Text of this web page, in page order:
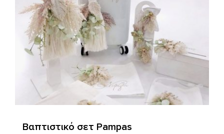
Βαπτιστικό σετ Pampas